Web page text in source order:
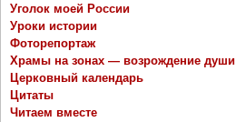
Уголок моей России
Уроки истории
Фоторепортаж
Храмы на зонах — возрождение души
Церковный календарь
Цитаты
Читаем вместе